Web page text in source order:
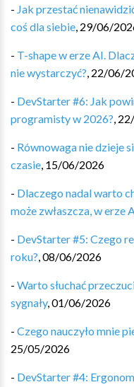
- Jak przestać
coś dla siebie, 29/06/
- T-shape w erze AI.
nie wystarczyć?, 22/06/
- DevStarter #6: Jak
programisty w 2026?,
- Równowaga nie dzieje
czasie, 15/06/2026
- Dlaczego nadal warto
może zwłaszcza, w erze
- DevStarter #5: Czego
roku?,08/06/2026
- Warto słuchać
sygnały,01/06/2026
- Czego nauczyło mnie
25/05/2026
- DevStarter #4: